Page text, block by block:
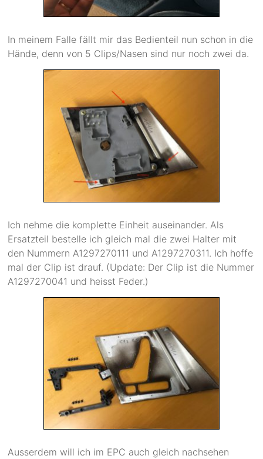
In meinem Falle fällt mir das Bedienteil nun schon in die
Hände, denn von 5 Clips/Nasen sind nur noch zwei da.
Ich nehme die komplette Einheit auseinander. Als
Ersatzteil bestelle ich gleich mal die zwei Halter mit
den Nummern A1297270111 und A1297270311. Ich hoffe
mal der Clip ist drauf. (Update: Der Clip ist die Nummer
A1297270041 und heisst Feder.)
Ausserdem will ich im EPC auch gleich nachsehen